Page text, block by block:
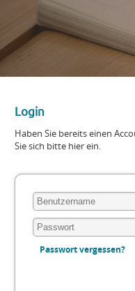
Login
Haben Sie bereits einen
Sie sich bitte hier ein.
Passwort vergessen?